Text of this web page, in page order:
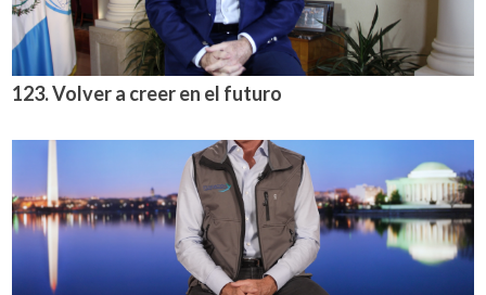
123. Volver a creer en el futuro